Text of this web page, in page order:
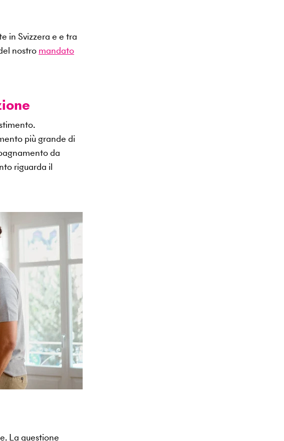
in Svizzera e e tra
nostro mandato
più grande di
da
riguarda il
La questione